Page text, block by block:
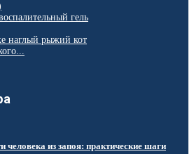
гель
наглый рыжий кот
человека из запоя: практические шаги